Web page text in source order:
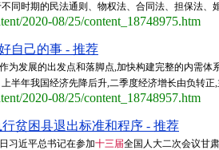
同时期的民法通则、物权法、合同法、担保法
2020-08/25/content_18748975.htm
自己的事 - 推荐
为发展的出发点和落脚点,加快构建完整的内需
半年我国经济先降后升,二季度经济增长由负转
2020-08/25/content_18748957.htm
行贫困县退出标准和程序 - 推荐
习近平总书记在参加十三届全国人大二次会议甘